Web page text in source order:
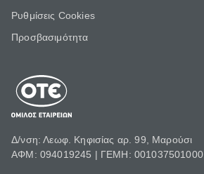
Ρυθμίσεις Cookies
Προσβασιμότητα
Δ/νση: Λεωφ. Κηφισίας αρ. 99, Μαρούσι
ΑΦΜ: 094019245 | ΓΕΜΗ: 001037501000